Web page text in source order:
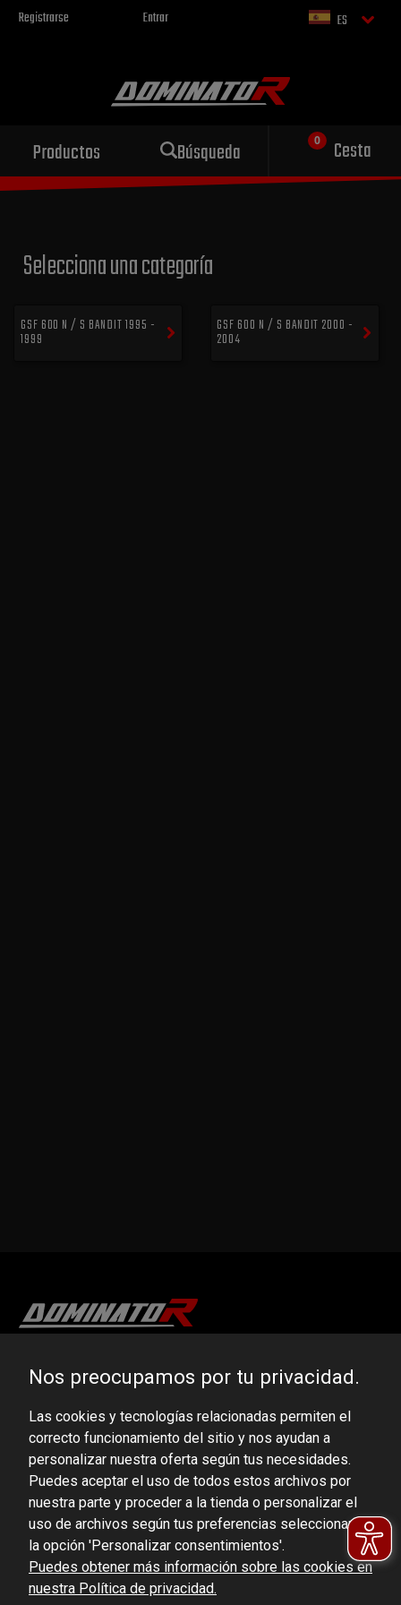
Registrarse Entrar ES
Productos Búsqueda Cesta
Escape deportivo
para tu motocicleta
Selecciona una categoría
GSF 600 N / S BANDIT 1995 -
1999
GSF 600 N / S BANDIT 2000 -
2004
DOMINATOR GROUP Sp. z o.o.
VAT ID No.: 6521751083
dominator@dominator.pl
© Copyright 2022 | Dominator Group Sp. z o. o.
Nos preocupamos por tu privacidad.
Las cookies y tecnologías relacionadas permiten el
correcto funcionamiento del sitio y nos ayudan a
personalizar nuestra oferta según tus necesidades.
Puedes aceptar el uso de todos estos archivos por
nuestra parte y proceder a la tienda o personalizar el
uso de archivos según tus preferencias seleccionando
la opción 'Personalizar consentimientos'.
Puedes obtener más información sobre las cookies en
nuestra Política de privacidad.